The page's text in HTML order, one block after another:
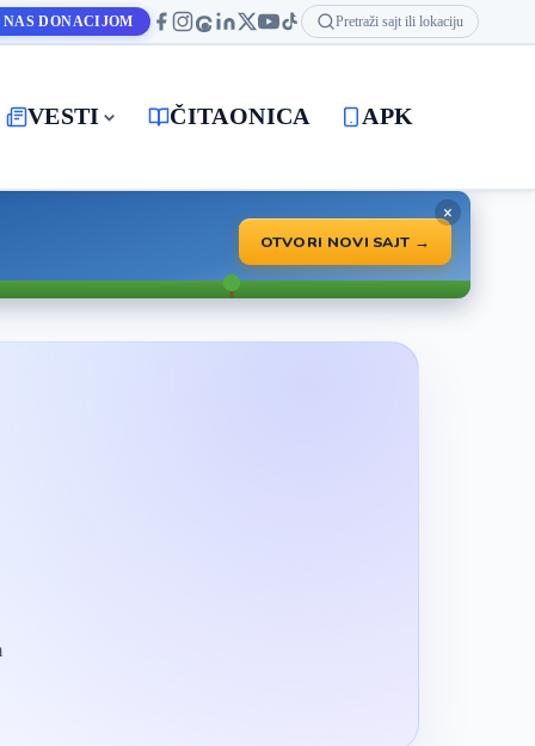
NAS DONACIJOM Pretraži sajt ili lokaciju
VESTI ČITAONICA APK
OTVORI NOVI SAJT →
×